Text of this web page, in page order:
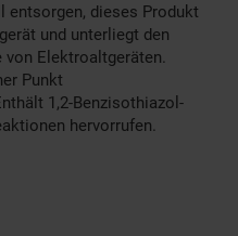
entsorgen, dieses Produkt
und unterliegt den
Elektroaltgeräten.
Punkt
1,2-Benzisothiazol-
hervorrufen.